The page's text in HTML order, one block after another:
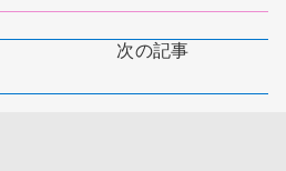
次の記事